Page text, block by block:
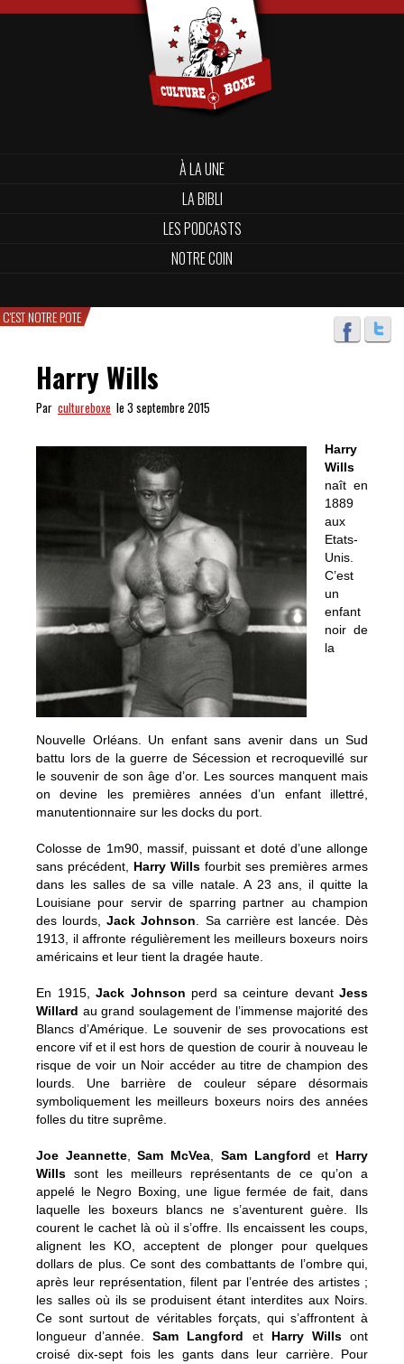
À LA UNE
LA BIBLI
LES PODCASTS
NOTRE COIN
C'EST NOTRE POTE
Harry Wills
Par cultureboxe le 3 septembre 2015
Harry
Wills
naît en
1889
aux
Etats-
Unis.
C’est
un
enfant
noir de
la
Nouvelle Orléans. Un enfant sans avenir dans un Sud
battu lors de la guerre de Sécession et recroquevillé sur
le souvenir de son âge d’or. Les sources manquent mais
on devine les premières années d’un enfant illettré,
manutentionnaire sur les docks du port.
Colosse de 1m90, massif, puissant et doté d’une allonge
sans précédent, Harry Wills fourbit ses premières armes
dans les salles de sa ville natale. A 23 ans, il quitte la
Louisiane pour servir de sparring partner au champion
des lourds,Jack Johnson . Sa carrière est lancée. Dès
1913, il affronte régulièrement les meilleurs boxeurs noirs
américains et leur tient la dragée haute.
En 1915, Jack Johnson perd sa ceinture devant Jess
Willard au grand soulagement de l’immense majorité des
Blancs d’Amérique. Le souvenir de ses provocations est
encore vif et il est hors de question de courir à nouveau le
risque de voir un Noir accéder au titre de champion des
lourds. Une barrière de couleur sépare désormais
symboliquement les meilleurs boxeurs noirs des années
folles du titre suprême.
Joe Jeannette,Sam McVea Sam Langford et Harry
Wills sont les meilleurs représentants de ce qu’on a
appelé le Negro Boxing, une ligue fermée de fait, dans
laquelle les boxeurs blancs ne s’aventurent guère. Ils
courent le cachet là où il s’offre. Ils encaissent les coups,
alignent les KO, acceptent de plonger pour quelques
dollars de plus. Ce sont des combattants de l’ombre qui,
après leur représentation, filent par l’entrée des artistes ;
les salles où ils se produisent étant interdites aux Noirs.
Ce sont surtout de véritables forçats, qui s’affrontent à
longueur d’année.Sam Langford et Harry Willsont
croisé dix-sept fois les gants dans leur carrière. Pour